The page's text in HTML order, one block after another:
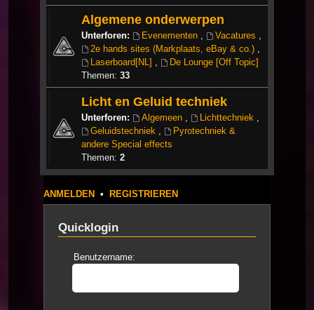
Algemene onderwerpen
Unterforen: Evenementen , Vacatures ,
2e hands sites (Markplaats, eBay & co.) ,
Laserboard[NL] ,
De Lounge [Off Topic]
Themen: 33
Licht en Geluid techniek
Unterforen: Algemeen , Lichttechniek ,
Geluidstechniek ,
Pyrotechniek &
andere Special effects
Themen: 2
ANMELDEN • REGISTRIEREN
Quicklogin
Benutzername: